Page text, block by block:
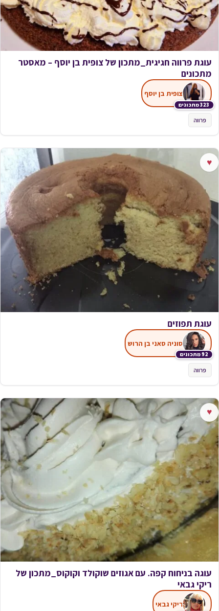
עוגת פרווה חגיגית_מתכון של צופית בן יוסף – מאסטר
מתכונים
323 מתכונים
צופית בן יוסף
פרווה
♥
עוגת תפוזים
92 מתכונים
סוניה סאני בן הרוש
פרווה
♥
עוגה בניחוח קפה. עם אגוזים שוקולד וקוקוס_מתכון של
ריקי גבאי
ריקי גבאי